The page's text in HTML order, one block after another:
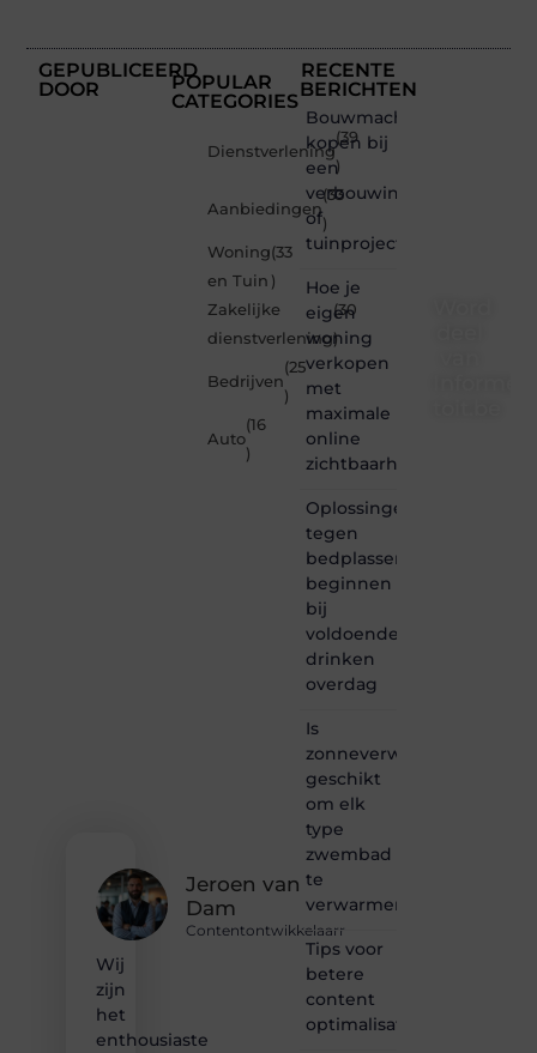
GEPUBLICEERD
DOOR
Jeroen van
Dam
Contentontwikkelaarr
Wij
zijn
het
enthousiaste
POPULAR
CATEGORIES
Dienstverlening
(39
)
Aanbiedingen
(33
)
Woning
en Tuin
(33
)
Zakelijke
dienstverlening
(30
)
Bedrijven
(25
)
Auto
(16
)
RECENTE
BERICHTEN
Bouwmachines
kopen bij
een
verbouwing
of
tuinproject
Hoe je
eigen
woning
verkopen
met
maximale
online
zichtbaarheid
Oplossingen
tegen
bedplassen
beginnen
bij
voldoende
drinken
overdag
Is
zonneverwarming
geschikt
om elk
type
zwembad
te
verwarmen?
Tips voor
betere
content
optimalisatie